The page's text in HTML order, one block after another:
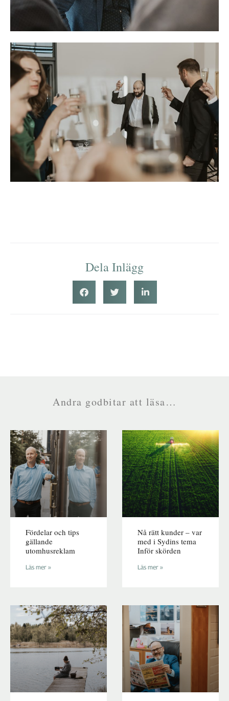
Dela Inlägg
Andra godbitar att läsa…
Fördelar och tips
gällande
utomhusreklam
Läs mer »
Nå rätt kunder – var
med i Sydins tema
Inför skörden
Läs mer »